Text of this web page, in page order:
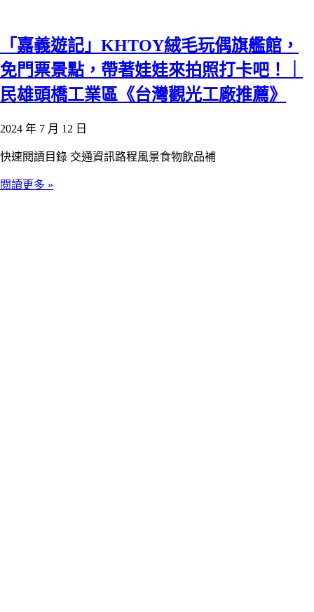
「嘉義遊記」KHTOY絨毛玩偶旗艦館，
免門票景點，帶著娃娃來拍照打卡吧！｜
民雄頭橋工業區《台灣觀光工廠推薦》
2024 年 7 月 12 日
快速閱讀目錄 交通資訊路程風景食物飲品補
閱讀更多 »